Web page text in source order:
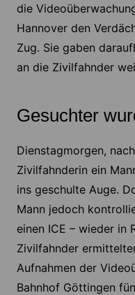
die
Hannover den
Zug. Sie gaben
an die Zivilfahnder
Gesuchter
Dienstagmorgen,
Zivilfahnderin ein
ins geschulte Auge.
Mann jedoch
einen ICE – wieder in
Zivilfahnder
Aufnahmen der
Bahnhof Göttingen